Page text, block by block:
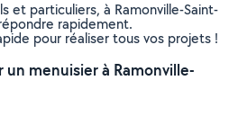
et particuliers, à Ramonville-Saint-
rapidement.
pour réaliser tous vos projets !
menuisier à Ramonville-